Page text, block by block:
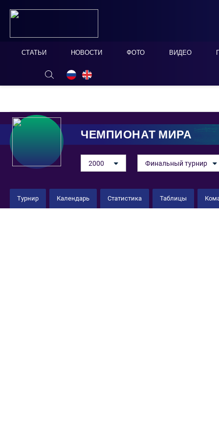
СТАТЬИ НОВОСТИ ФОТО ВИДЕО
ОНЛАЙН ТАБЛО СКРЫТЬ
ЧЕМПИОНАТ МИРА
2000 Финальный турнир
Турнир Календарь Статистика Таблицы